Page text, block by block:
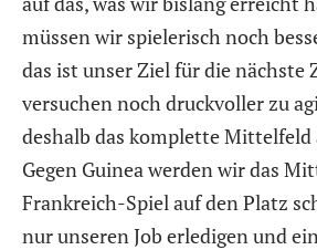
müssen wir spielerisch noch
das ist unser Ziel für die nächste
versuchen noch druckvoller zu
deshalb das komplette Mittelfeld
Gegen Guinea werden wir das
Frankreich-Spiel auf den Platz
nur unseren Job erledigen und